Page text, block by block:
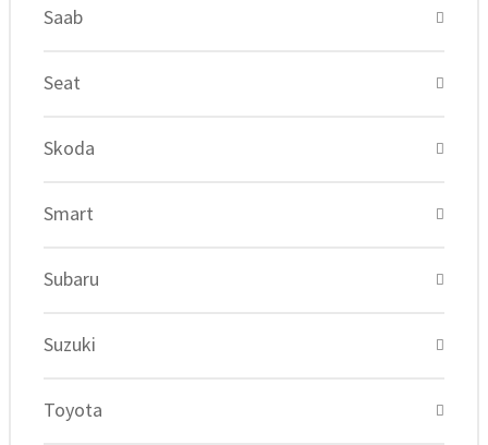
Saab
Seat
Skoda
Smart
Subaru
Suzuki
Toyota